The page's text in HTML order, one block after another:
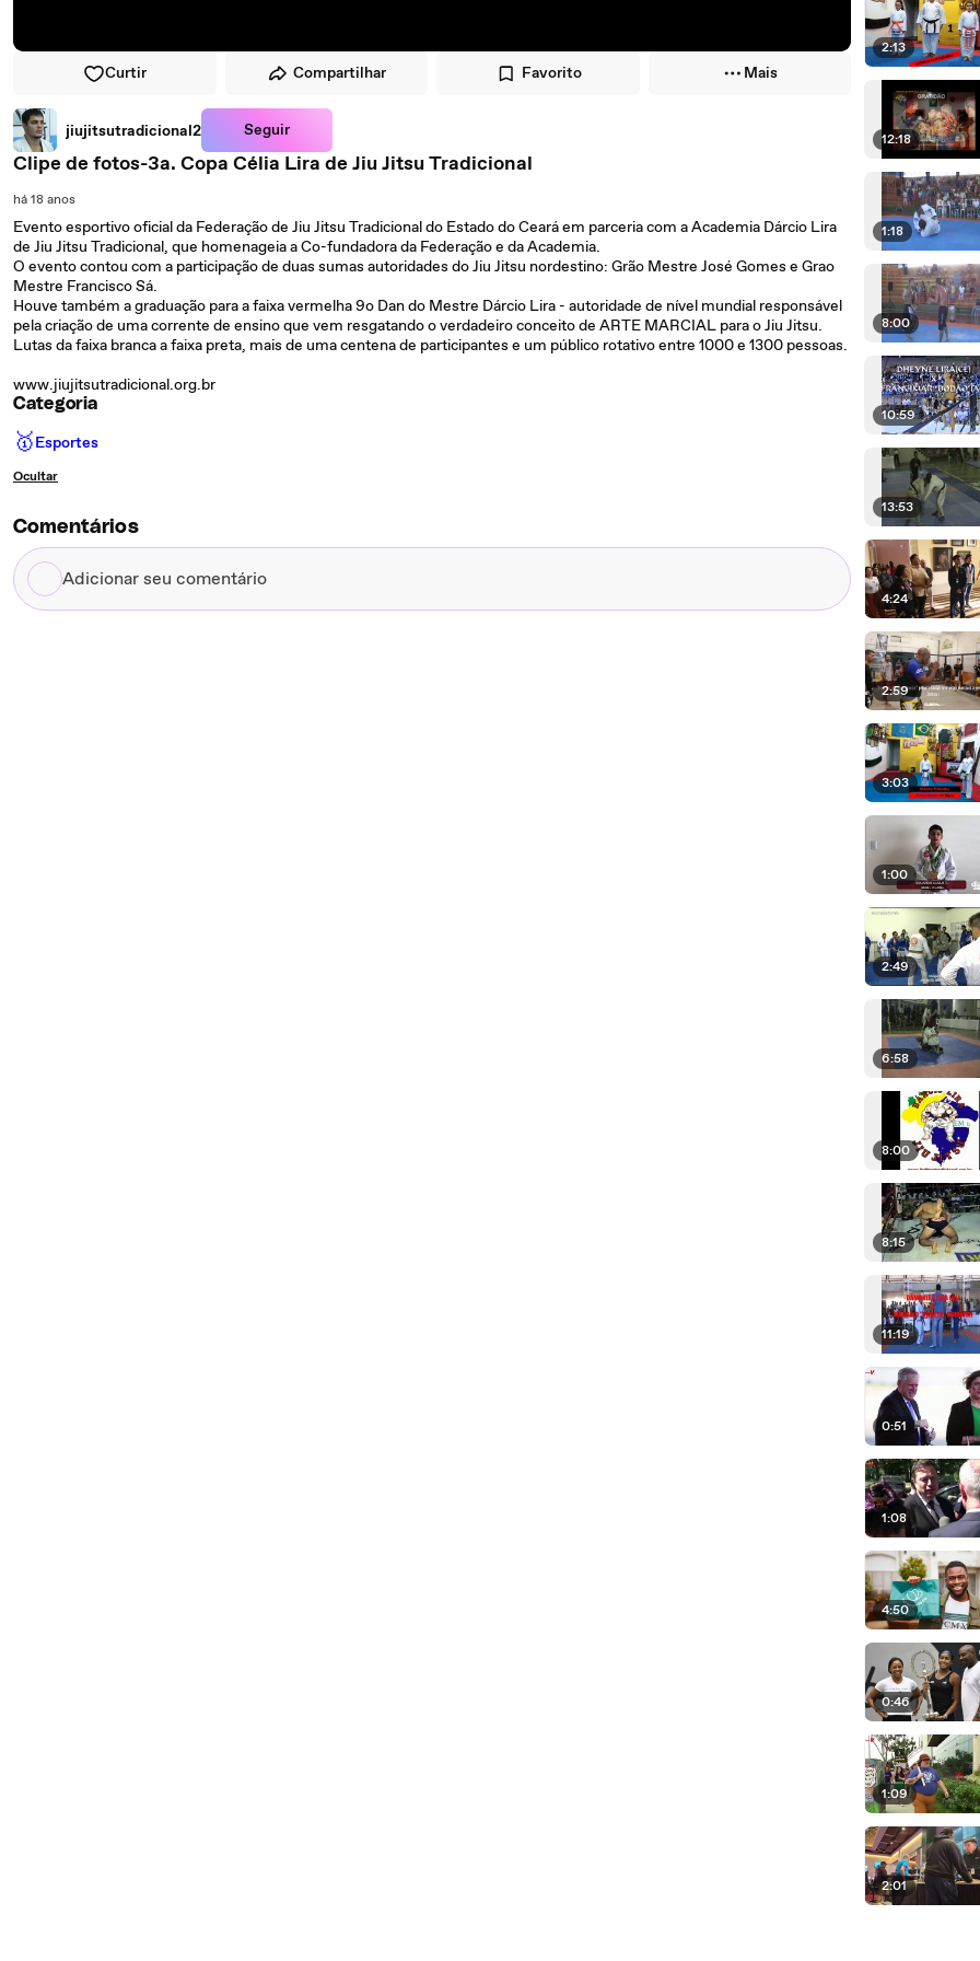
Curtir Compartilhar Favorito Mais
jiujitsutradicional2 Seguir
Clipe de fotos-3a. Copa Célia Lira de Jiu Jitsu Tradicional
há 18 anos
Evento esportivo oficial da Federação de Jiu Jitsu Tradicional do Estado do Ceará em parceria com a Academia Dárcio Lira
de Jiu Jitsu Tradicional, que homenageia a Co-fundadora da Federação e da Academia.
O evento contou com a participação de duas sumas autoridades do Jiu Jitsu nordestino: Grão Mestre José Gomes e Grao
Mestre Francisco Sá.
Houve também a graduação para a faixa vermelha 9o Dan do Mestre Dárcio Lira - autoridade de nível mundial responsável
pela criação de uma corrente de ensino que vem resgatando o verdadeiro conceito de ARTE MARCIAL para o Jiu Jitsu.
Lutas da faixa branca a faixa preta, mais de uma centena de participantes e um público rotativo entre 1000 e 1300 pessoas.
www.jiujitsutradicional.org.br
Categoria
🥇Esportes
Ocultar
Comentários
Adicionar
seu
2:13
12:18
1:18
8:00
10:59
13:53
4:24
2:59
3:03
1:00
2:49
6:58
8:00
8:15
11:19
0:51
1:08
4:50
0:46
1:09
2:01